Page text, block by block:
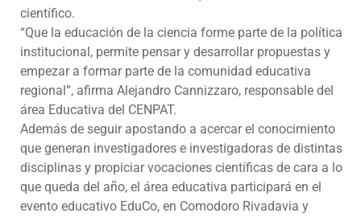
científico.
“Que la educación de la ciencia forme parte de la política
institucional, permite pensar y desarrollar propuestas y
empezar a formar parte de la comunidad educativa
regional”, afirma Alejandro Cannizzaro, responsable del
área Educativa del CENPAT.
Además de seguir apostando a acercar el conocimiento
que generan investigadores e investigadoras de distintas
disciplinas y propiciar vocaciones científicas de cara a lo
que queda del año, el área educativa participará en el
evento educativo EduCo, en Comodoro Rivadavia y